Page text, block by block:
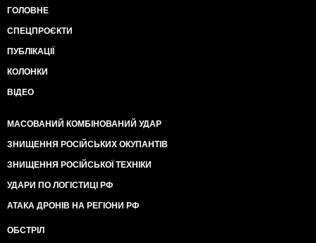
ГОЛОВНЕ
СПЕЦПРОЄКТИ
ПУБЛІКАЦІЇ
КОЛОНКИ
ВІДЕО
МАСОВАНИЙ КОМБІНОВАНИЙ УДАР
ЗНИЩЕННЯ РОСІЙСЬКИХ ОКУПАНТІВ
ЗНИЩЕННЯ РОСІЙСЬКОЇ ТЕХНІКИ
УДАРИ ПО ЛОГІСТИЦІ РФ
АТАКА ДРОНІВ НА РЕГІОНИ РФ
ОБСТРІЛ